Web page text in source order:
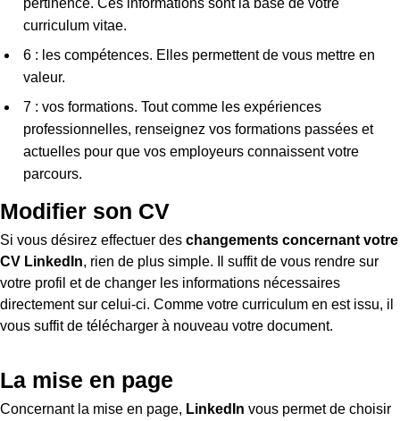
pertinence. Ces informations sont la base de votre
curriculum vitae.
6 : les compétences. Elles permettent de vous mettre en
valeur.
7 : vos formations. Tout comme les expériences
professionnelles, renseignez vos formations passées et
actuelles pour que vos employeurs connaissent votre
parcours.
Modifier son CV
Si vous désirez effectuer des changements concernant votre
CV LinkedIn, rien de plus simple. Il suffit de vous rendre sur
votre profil et de changer les informations nécessaires
directement sur celui-ci. Comme votre curriculum en est issu, il
vous suffit de télécharger à nouveau votre document.
La mise en page
Concernant la mise en page, LinkedIn vous permet de choisir